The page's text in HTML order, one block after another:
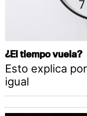
¿El tiempo vuela?
Esto explica
igual